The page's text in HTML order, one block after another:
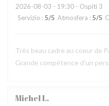
2026-08-03 - 19:30 - Ospiti 3
Servizio : 5/5 Atmosfera : 5/5
Très beau cadre au coeur de
Grande compétence d'un
MichelL